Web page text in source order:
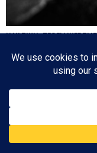
HA’AZINU:
oktober 2020 begonnen: de
tegenstrijdige emoties
Since 2003 © All Rights